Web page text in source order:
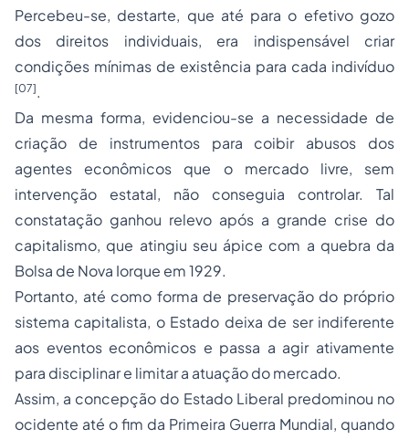
Percebeu-se, destarte, que até para o efetivo gozo
dos direitos individuais, era indispensável criar
condições mínimas de existência para cada indivíduo
[07].
Da mesma forma, evidenciou-se a necessidade de
criação de instrumentos para coibir abusos dos
agentes econômicos que o mercado livre, sem
intervenção estatal, não conseguia controlar. Tal
constatação ganhou relevo após a grande crise do
capitalismo, que atingiu seu ápice com a quebra da
Bolsa de Nova Iorque em 1929.
Portanto, até como forma de preservação do próprio
sistema capitalista, o Estado deixa de ser indiferente
aos eventos econômicos e passa a agir ativamente
para disciplinar e limitar a atuação do mercado.
Assim, a concepção do Estado Liberal predominou no
ocidente até o fim da Primeira Guerra Mundial, quando